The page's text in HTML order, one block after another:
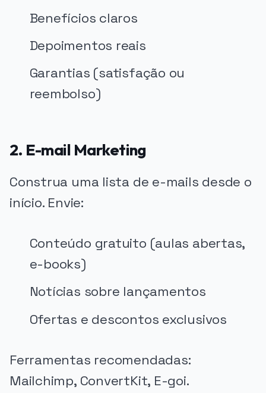
Benefícios claros
Depoimentos reais
Garantias (satisfação ou
reembolso)
2. E-mail Marketing
Construa uma lista de e-mails desde o
início. Envie:
Conteúdo gratuito (aulas abertas,
e-books)
Notícias sobre lançamentos
Ofertas e descontos exclusivos
Ferramentas recomendadas:
Mailchimp, ConvertKit, E-goi.